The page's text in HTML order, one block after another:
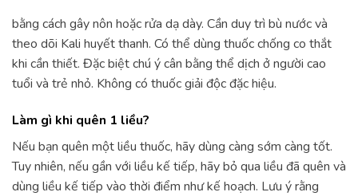
bằng cách gây nôn hoặc rửa dạ dày. Cần duy trì bù nước và
theo dõi Kali huyết thanh. Có thể dùng thuốc chống co thắt
khi cần thiết. Đặc biệt chú ý cân bằng thể dịch ở người cao
tuổi và trẻ nhỏ. Không có thuốc giải độc đặc hiệu.
Làm gì khi quên 1 liều?
Nếu bạn quên một liều thuốc, hãy dùng càng sớm càng tốt.
Tuy nhiên, nếu gần với liều kế tiếp, hãy bỏ qua liều đã quên và
dùng liều kế tiếp vào thời điểm như kế hoạch. Lưu ý rằng